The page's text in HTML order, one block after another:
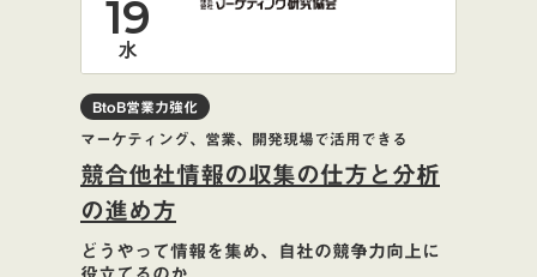
19
水
BtoB営業力強化
マーケティング、営業、開発現場で活用できる
競合他社情報の収集の仕方と分析
の進め方
どうやって情報を集め、自社の競争力向上に